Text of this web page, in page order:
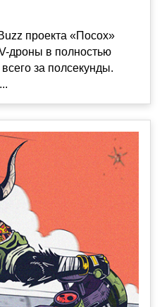
проекта «Посох»
дроны в полностью
за полсекунды.